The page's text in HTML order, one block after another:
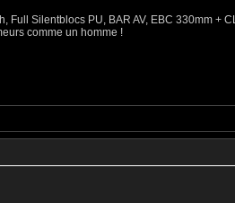
Full Silentblocs PU, BAR AV, EBC 330mm +
comme un homme !